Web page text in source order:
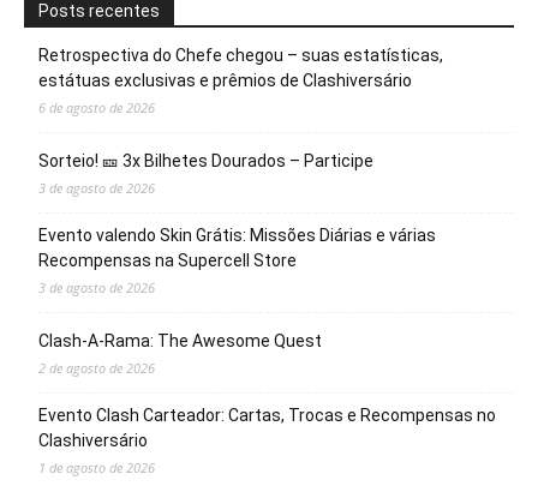
Posts recentes
Retrospectiva do Chefe chegou – suas estatísticas,
estátuas exclusivas e prêmios de Clashiversário
6 de agosto de 2026
Sorteio! 🎫 3x Bilhetes Dourados – Participe
3 de agosto de 2026
Evento valendo Skin Grátis: Missões Diárias e várias
Recompensas na Supercell Store
3 de agosto de 2026
Clash-A-Rama: The Awesome Quest
2 de agosto de 2026
Evento Clash Carteador: Cartas, Trocas e Recompensas no
Clashiversário
1 de agosto de 2026